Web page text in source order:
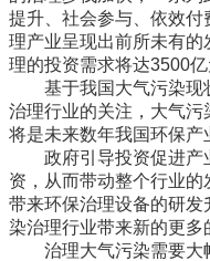
提升、社会参与、依效付
理产业呈现出前所未有
理的投资需求将达3500亿
基于我国大气污染现
治理行业的关注，大气污
将是未来数年我国环保产
政府引导投资促进产
资，从而带动整个行业
带来环保治理设备的研
染治理行业带来新的更多
治理大气污染需要大